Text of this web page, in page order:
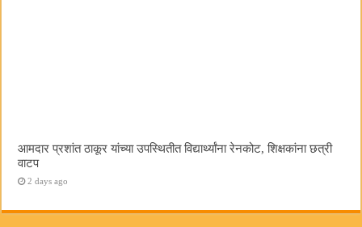
आमदार प्रशांत ठाकूर यांच्या उपस्थितीत विद्यार्थ्यांना रेनकोट, शिक्षकांना छत्री
वाटप
2 days ago